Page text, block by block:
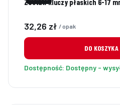
Zestaw kluczy płaskich 6-17
Cena
32,26 zł / opak
DO KOSZYKA
Dostępność: Dostępny -